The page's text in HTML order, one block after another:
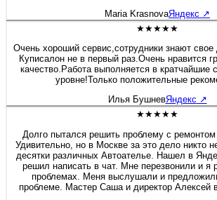
на Солярисе. Здесь работают
Maria KrasnovaЯндекс ↗
★★★★★
Очень хороший сервис,сотрудники знают
Куписалон не в первый раз.Очень нравится
качество.Работа выполняется в кратчайшие
уровне!Только положительные
Илья БушневЯндекс ↗
★★★★★
Долго пытался решить проблему с ремонтом
Удивительно, но в Москве за это дело никто
десятки различных Автоателье. Нашел в
решил написать в чат. Мне перезвонили и я
проблемах. Меня выслушали и
проблеме. Мастер Саша и директор Алексей вместе решили это